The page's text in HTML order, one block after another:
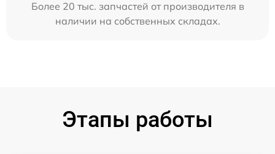
Более 20 тыс. запчастей от производителя в
наличии на собственных складах.
Этапы работы